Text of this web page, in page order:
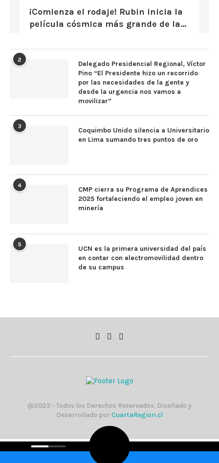
¡Comienza el rodaje! Rubin inicia la
película cósmica más grande de la...
2
Delegado Presidencial Regional, Víctor
Pino “El Presidente hizo un recorrido
por las necesidades de la gente y
desde la urgencia nos vamos a
movilizar”
3
Coquimbo Unido silencia a Universitario
en Lima sumando tres puntos de oro
4
CMP cierra su Programa de Aprendices
2025 fortaleciendo el empleo joven en
minería
5
UCN es la primera universidad del país
en contar con electromovilidad dentro
de su campus
@2023 - Todos los Derechos Reservados. Diseñado y
Desarrollado porCuartaRegion.cl